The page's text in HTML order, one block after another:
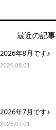
最近の記事
2026年8月です♪
2026.08.01
2026年7月です♪
2026.07.01